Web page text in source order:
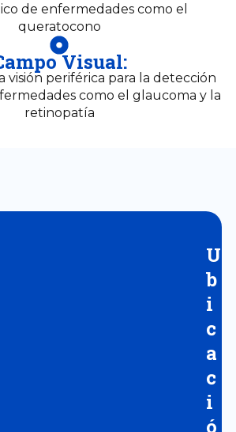
de enfermedades como el
queratocono
Visual:
visión periférica para la detección
como el glaucoma y la
retinopatía
U
b
i
c
a
c
i
ó